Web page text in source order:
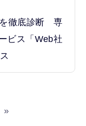
を徹底診断 専
ビス「Web社
»